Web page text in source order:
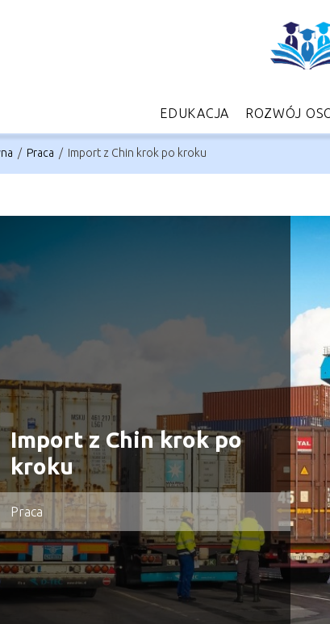
EDUKACJA ROZWÓJ
/ Praca / Import z Chin krok po kroku
Import z Chin krok po
kroku
Praca